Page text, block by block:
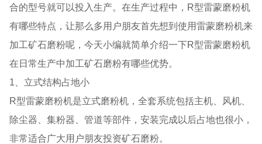
合的型号就可以投入生产。在生产过程中，R型雷蒙磨粉机
有哪些特点，让那么多用户朋友首先想到使用雷蒙磨粉机来
加工矿石磨粉呢，今天小编就简单介绍一下R型雷蒙磨粉机
在日常生产中加工矿石磨粉有哪些优势。
1、立式结构占地小
R型雷蒙磨粉机是立式磨粉机，全套系统包括主机、风机、
除尘器、集粉器、管道等部件，安装完成以后占地也很小，
非常适合广大用户朋友投资矿石磨粉。